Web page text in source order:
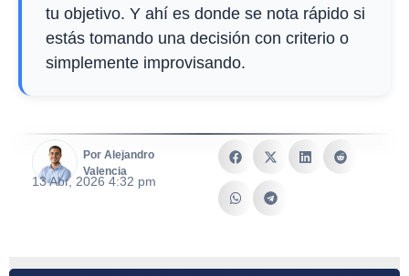
tu objetivo. Y ahí es donde se nota rápido si
estás tomando una decisión con criterio o
simplemente improvisando.
Por Alejandro
Valencia
13 Abr, 2026 4:32 pm